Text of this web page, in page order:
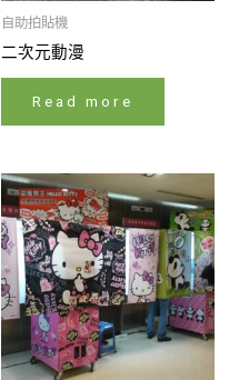
自助拍貼機
二次元動漫
Read more